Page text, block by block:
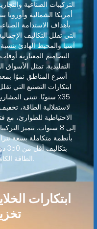
التركيبات الصناعية
بأهداف الاستدامة
التقليدية. تمثل
ابتكارات التصنيع التي
35٪ سنويًا. تتبنى
لاستقلالية الطاقة،
إلى 8 سنوات. تتميز
الطاقة الكاملة للمشاريع الصناعية.
ابتكارات